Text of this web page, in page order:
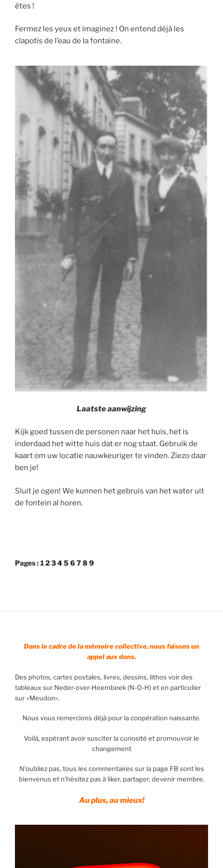
êtes !
Fermez les yeux et imaginez ! On entend déjà les
clapotis de l’eau de la fontaine.
Laatste aanwijzing
Kijk goed tussen de personen naar het huis, het is
inderdaad het witte huis dat er nog staat. Gebruik de
kaart om uw locatie nauwkeuriger te vinden. Ziezo daar
ben je!
Sluit je ogen! We kunnen het gebruis van het water uit
de fontein al horen.
Pages :12345 678 9
Dans le cadre de la mémoire collective, nous faisons un
appel aux dons.
Des photos, cartes postales, livres, dessins, lithos voir des
tableaux sur Neder-over-Heembeek (N-O-H) et en particulier
sur «Meudon».
Nous vous remercions déjà pour la coopération naissante.
Voilà, espérant avoir susciter la curiosité et promouvoir le
changement
N'oubliez pas, tous les commentaires sur la page FB sont les
bienvenus et n'hésitez pas à liker, partager, devenir membre.
Au plus, au mieux!